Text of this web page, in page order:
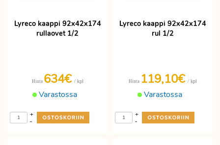
Lyreco kaappi 92x42x174
rullaovet 1/2
Varastossa
Hinta 634€ / kpl
-
+
Lyreco kaappi 92x42x174
rul 1/2
Varastossa
Hinta 119,10€ / kpl
-
+